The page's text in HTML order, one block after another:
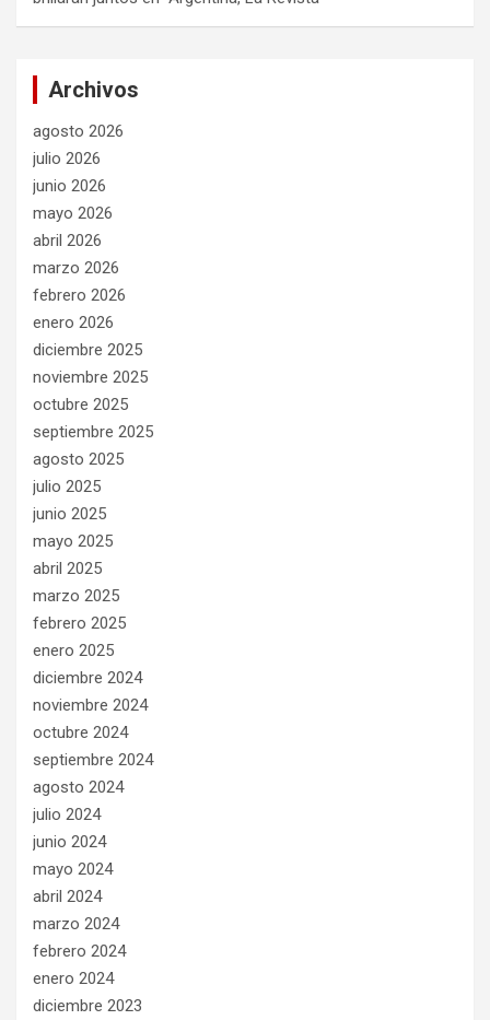
Archivos
agosto 2026
julio 2026
junio 2026
mayo 2026
abril 2026
marzo 2026
febrero 2026
enero 2026
diciembre 2025
noviembre 2025
octubre 2025
septiembre 2025
agosto 2025
julio 2025
junio 2025
mayo 2025
abril 2025
marzo 2025
febrero 2025
enero 2025
diciembre 2024
noviembre 2024
octubre 2024
septiembre 2024
agosto 2024
julio 2024
junio 2024
mayo 2024
abril 2024
marzo 2024
febrero 2024
enero 2024
diciembre 2023